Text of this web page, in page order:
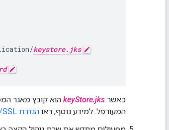
keystore.jks
כאשר keyStore.jks הוא קובץ מאגר
המעורפל. למידע נוסף, ראו הגדרת TLS/SSL עבור Edge בשטח